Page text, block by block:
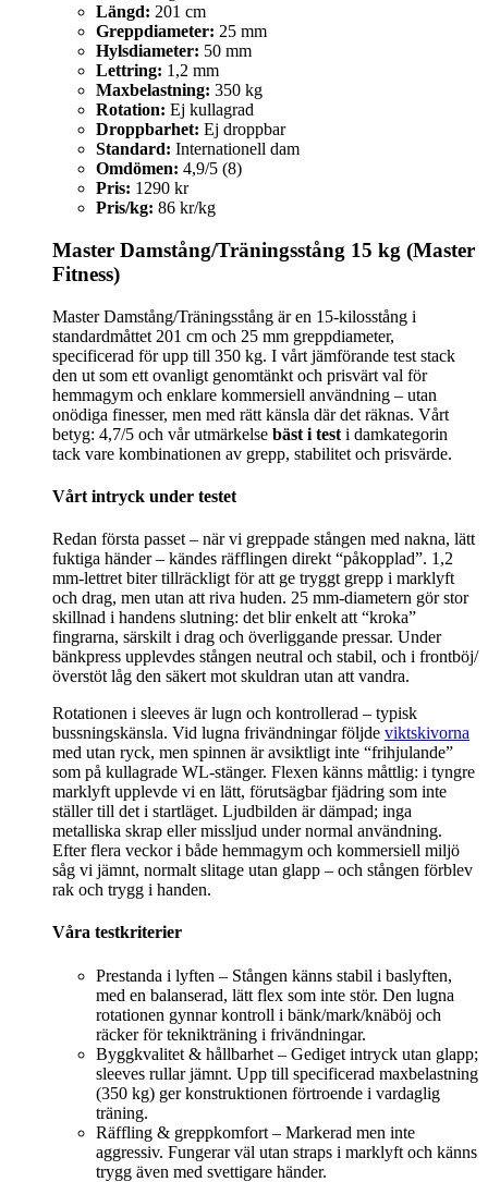
Längd: 201 cm
Greppdiameter: 25 mm
Hylsdiameter: 50 mm
Lettring: 1,2 mm
Maxbelastning: 350 kg
Rotation: Ej kullagrad
Droppbarhet: Ej droppbar
Standard: Internationell dam
Omdömen: 4,9/5 (8)
Pris: 1290 kr
Pris/kg: 86 kr/kg
Master Damstång/Träningsstång 15 kg (Master
Fitness)
Master Damstång/Träningsstång är en 15-kilosstång i
standardmåttet 201 cm och 25 mm greppdiameter,
specificerad för upp till 350 kg. I vårt jämförande test stack
den ut som ett ovanligt genomtänkt och prisvärt val för
hemmagym och enklare kommersiell användning – utan
onödiga finesser, men med rätt känsla där det räknas. Vårt
betyg: 4,7/5 och vår utmärkelse bäst i test i damkategorin
tack vare kombinationen av grepp, stabilitet och prisvärde.
Vårt intryck under testet
Redan första passet – när vi greppade stången med nakna, lätt
fuktiga händer – kändes räfflingen direkt “påkopplad”. 1,2
mm-lettret biter tillräckligt för att ge tryggt grepp i marklyft
och drag, men utan att riva huden. 25 mm-diametern gör stor
skillnad i handens slutning: det blir enkelt att “kroka”
fingrarna, särskilt i drag och överliggande pressar. Under
bänkpress upplevdes stången neutral och stabil, och i frontböj/
överstöt låg den säkert mot skuldran utan att vandra.
Rotationen i sleeves är lugn och kontrollerad – typisk
bussningskänsla. Vid lugna frivändningar följde viktskivorna
med utan ryck, men spinnen är avsiktligt inte “frihjulande”
som på kullagrade WL-stänger. Flexen känns måttlig: i tyngre
marklyft upplevde vi en lätt, förutsägbar fjädring som inte
ställer till det i startläget. Ljudbilden är dämpad; inga
metalliska skrap eller missljud under normal användning.
Efter flera veckor i både hemmagym och kommersiell miljö
såg vi jämnt, normalt slitage utan glapp – och stången förblev
rak och trygg i handen.
Våra testkriterier
Prestanda i lyften – Stången känns stabil i baslyften,
med en balanserad, lätt flex som inte stör. Den lugna
rotationen gynnar kontroll i bänk/mark/knäböj och
räcker för teknikträning i frivändningar.
Byggkvalitet & hållbarhet – Gediget intryck utan glapp;
sleeves rullar jämnt. Upp till specificerad maxbelastning
(350 kg) ger konstruktionen förtroende i vardaglig
träning.
Räffling & greppkomfort – Markerad men inte
aggressiv. Fungerar väl utan straps i marklyft och känns
trygg även med svettigare händer.